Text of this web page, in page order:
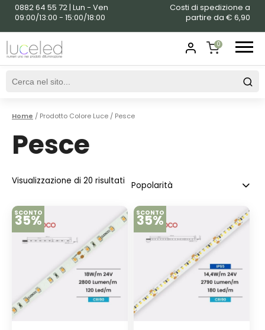
0882 64 55 72 | Lun - Ven
09:00/13:00 - 15:00/18:00
Costi di spedizione a
partire da € 6,90
0
SHOPPING
Home / Prodotto Colore Luce / Pesce
Pesce
Visualizzazione di 20 risultati
SCONTO
35% SCONTO
35%